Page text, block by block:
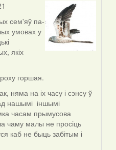
сем'яў па-
умовах у
якіх
горшая.
няма на іх часу і сэнсу ў
нашымі іншымі
часам прымусова
чаму малы не просіць
каб не быць забітым і